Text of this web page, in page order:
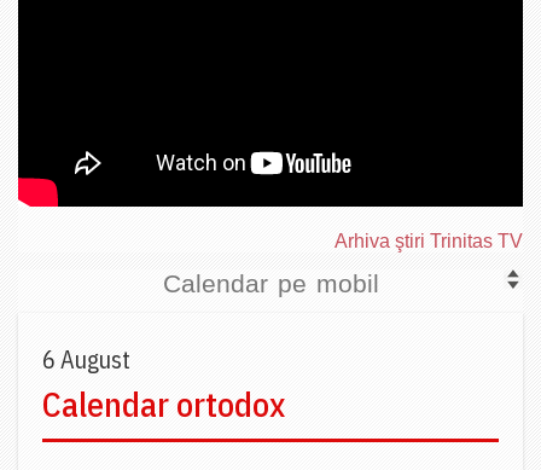
Arhiva ştiri Trinitas TV
Calendar pe mobil
6 August
Calendar ortodox